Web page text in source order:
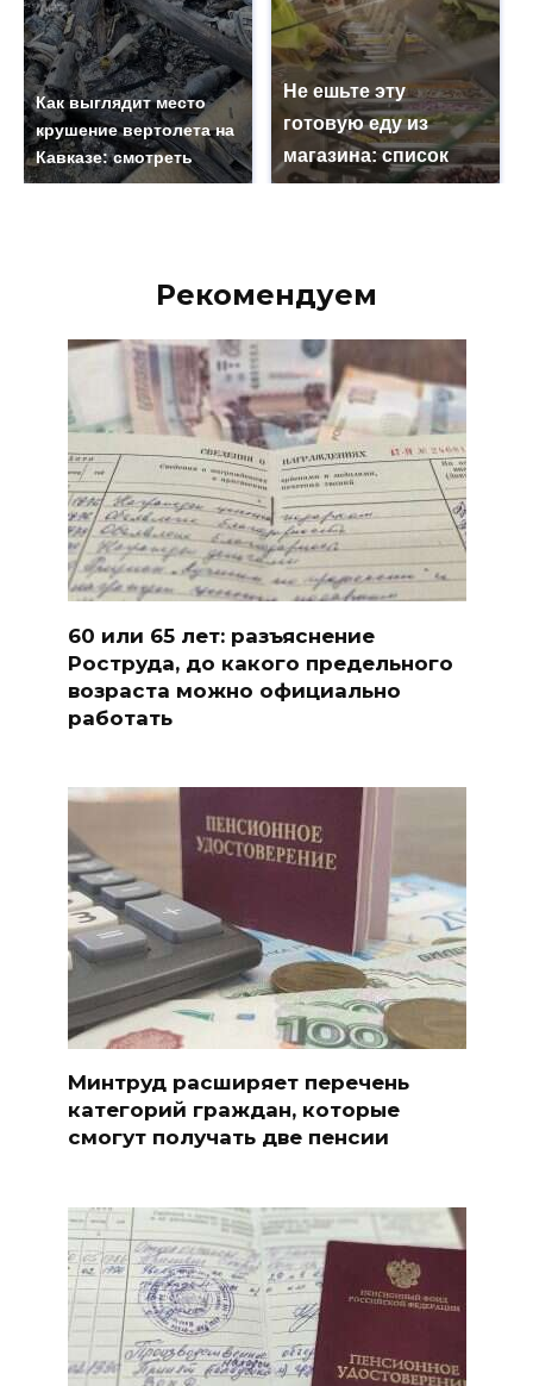
Как выглядит место
крушение вертолета на
Кавказе: смотреть
Не ешьте эту
готовую еду из
магазина: список
Рекомендуем
60 или 65 лет: разъяснение
Роструда, до какого предельного
возраста можно официально
работать
Минтруд расширяет перечень
категорий граждан, которые
смогут получать две пенсии